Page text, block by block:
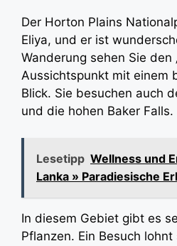
Der Horton Plains
Eliya, und er ist
Wanderung sehen Sie den
Aussichtspunkt mit einem
Blick. Sie besuchen auch
und die hohen Baker Falls.
Lesetipp Wellness und
Lanka » Paradiesische
In diesem Gebiet gibt es
Pflanzen. Ein Besuch